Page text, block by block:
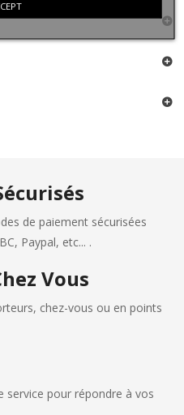
de paiement sécurisées
Paypal, etc... .
Vous
chez-vous ou en points
service pour répondre à vos